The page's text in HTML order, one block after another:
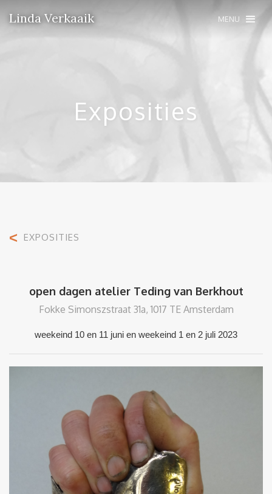
Linda Verkaaik MENU
Exposities
< EXPOSITIES
open dagen atelier Teding van Berkhout
Fokke Simonszstraat 31a, 1017 TE Amsterdam
weekeind 10 en 11 juni en weekeind 1 en 2 juli 2023